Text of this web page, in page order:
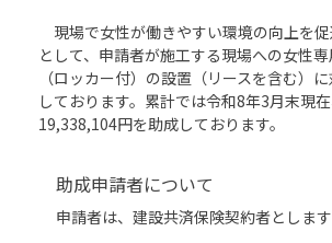
現場で女性が働きやすい環境の向上を
として、申請者が施工する現場への女性
（ロッカー付）の設置（リースを含む）
しております。累計では令和8年3月末現在
19,338,104円を助成しております。
助成申請者について
申請者は、建設共済保険契約者とします